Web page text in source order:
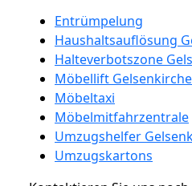
Entrümpelung
Haushaltsauflösung
Halteverbotszone
Möbellift
Möbeltaxi
Möbelmitfahrzentrale
Umzugshelfer
Umzugskartons